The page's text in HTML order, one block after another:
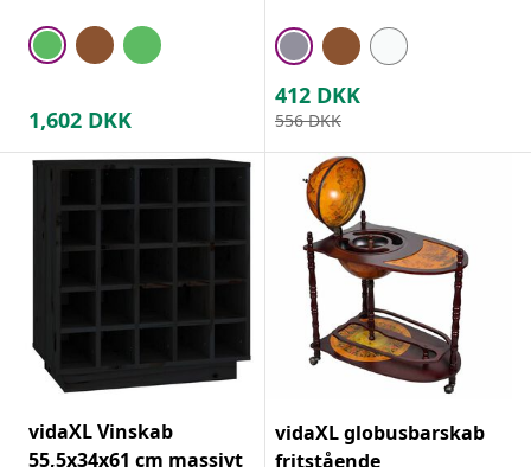
1,602 DKK
412 DKK
556 DKK
vidaXL Vinskab
55,5x34x61 cm massivt
vidaXL globusbarskab
fritstående